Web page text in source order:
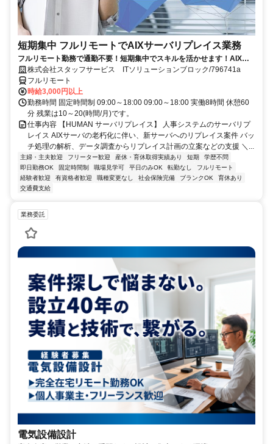
短期集中 フルリモートでAIXサーバリプレイス業務
フルリモート勤務で通勤不要！短期集中でスキルを活かせます！AIXの
経験を積むチャンス！
株式会社スタッフサービス ITソリューションブロック/796741a
フルリモート
時給3,000円以上
勤務時間 固定時間制 09:00～18:00 09:00～18:00 実働8時間 休憩60
分 残業は10～20(時間/月)です。
仕事内容 【HUMAN サーバリプレイス】 人事システムのサーバリプ
レイス AIXサーバの老朽化に伴い、新サーバへのリプレイス案件 バッ
チ処理の解析、データ調査からリプレイス計画の立案などの支援 ＼...
主婦・主夫歓迎 フリーター歓迎 産休・育休取得実績あり 短期
学歴不問
即日勤務OK
固定時間制 職場見学可 平日のみOK 転勤なし
フルリモート
経験者歓迎
有資格者歓迎 職種変更なし 社会保険完備 ブランクOK
育休あり
交通費支給
業務委託
電気設備設計